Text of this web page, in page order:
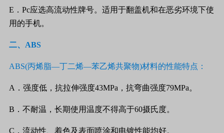
E ． Pc应选高流动性牌号。适用于翻盖机和在恶劣环境下使
用的手机。
二、 ABS
ABS(丙烯脂—丁二烯—苯乙烯共聚物)材料的性能特点：
A ．强度低，抗拉伸强度43MPa ，抗弯曲强度79MPa。
B ．不耐温，长期使用温度不得高于60摄氏度。
C ．流动性、着色及表面喷涂和电镀性能均好。